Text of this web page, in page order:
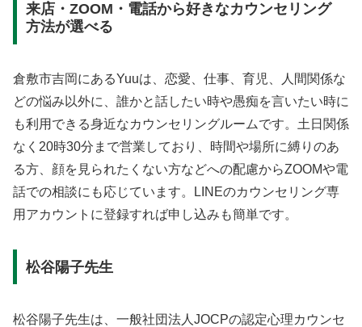
来店・ZOOM・電話から好きなカウンセリング
方法が選べる
倉敷市吉岡にあるYuuは、恋愛、仕事、育児、人間関係な
どの悩み以外に、誰かと話したい時や愚痴を言いたい時に
も利用できる身近なカウンセリングルームです。土日関係
なく20時30分まで営業しており、時間や場所に縛りのあ
る方、顔を見られたくない方などへの配慮からZOOMや電
話での相談にも応じています。LINEのカウンセリング専
用アカウントに登録すれば申し込みも簡単です。
松谷陽子先生
松谷陽子先生は、一般社団法人JOCPの認定心理カウンセ